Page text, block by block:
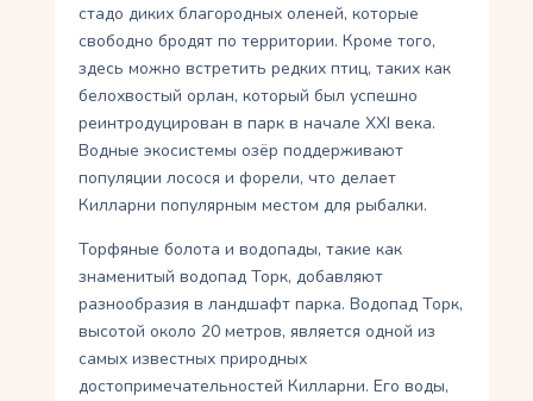
стадо диких благородных оленей, которые
свободно бродят по территории. Кроме того,
здесь можно встретить редких птиц, таких как
белохвостый орлан, который был успешно
реинтродуцирован в парк в начале XXI века.
Водные экосистемы озёр поддерживают
популяции лосося и форели, что делает
Килларни популярным местом для рыбалки.
Торфяные болота и водопады, такие как
знаменитый водопад Торк, добавляют
разнообразия в ландшафт парка. Водопад Торк,
высотой около 20 метров, является одной из
самых известных природных
достопримечательностей Килларни. Его воды,